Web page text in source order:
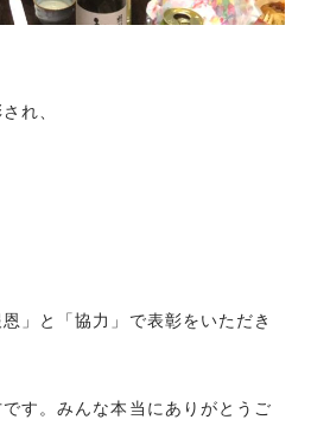
れ、
」と「協力」で表彰をいただき
す。みんな本当にありがとうご